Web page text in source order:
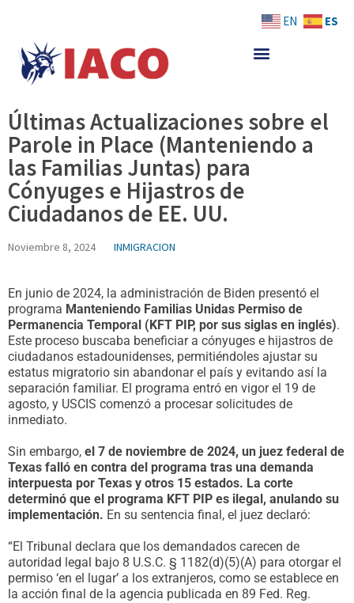
content
Últimas Actualizaciones sobre el
Parole in Place (Manteniendo a
las Familias Juntas) para
Cónyuges e Hijastros de
Ciudadanos de EE. UU.
Noviembre 8, 2024 INMIGRACION
En junio de 2024, la administración de Biden presentó el
programa Manteniendo Familias Unidas Permiso de
Permanencia Temporal (KFT PIP, por sus siglas en inglés).
Este proceso buscaba beneficiar a cónyuges e hijastros de
ciudadanos estadounidenses, permitiéndoles ajustar su
estatus migratorio sin abandonar el país y evitando así la
separación familiar. El programa entró en vigor el 19 de
agosto, y USCIS comenzó a procesar solicitudes de
inmediato.
Sin embargo, el 7 de noviembre de 2024, un juez federal de
Texas falló en contra del programa tras una demanda
interpuesta por Texas y otros 15 estados. La corte
determinó que el programa KFT PIP es ilegal, anulando su
implementación. En su sentencia final, el juez declaró:
“El Tribunal declara que los demandados carecen de
autoridad legal bajo 8 U.S.C. § 1182(d)(5)(A) para otorgar el
permiso ‘en el lugar’ a los extranjeros, como se establece en
la acción final de la agencia publicada en 89 Fed. Reg.
EN ES